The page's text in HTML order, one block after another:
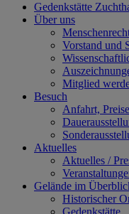
Gedenkstätte
Über uns
Vorstand und
Mitglied
Besuch
Anfahrt,
Aktuelles
Aktuelles /
Gelände im
Historischer
Gedenkstätte